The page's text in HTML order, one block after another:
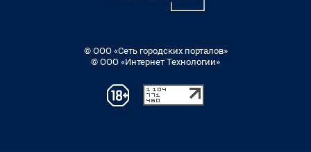
© ООО «Сеть городских порталов»
© ООО «Интернет Технологии»